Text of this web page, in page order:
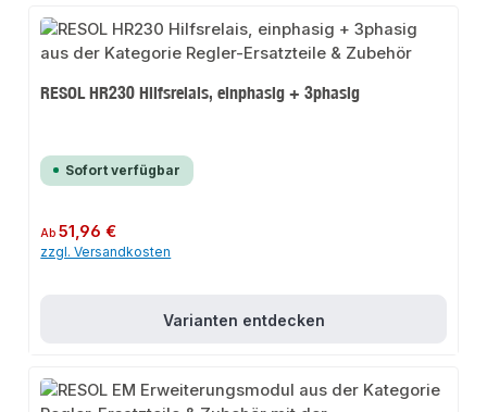
RESOL HR230 Hilfsrelais, einphasig + 3phasig
Sofort verfügbar
Regulärer Preis:
Ab51,96 €
zzgl. Versandkosten
Varianten entdecken